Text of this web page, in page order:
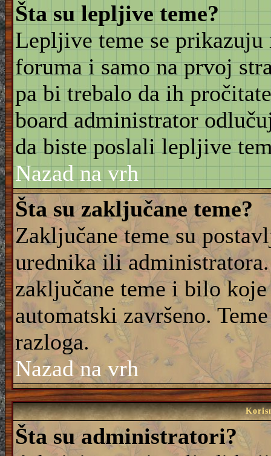
Šta su lepljive teme?
Lepljive teme se prikazuju
foruma i samo na prvoj
pa bi trebalo da ih
board administrator
da biste poslali lepljive
Nazad na vrh
Šta su zaključane teme?
Zaključane teme su
urednika ili
zaključane teme i bilo
automatski završeno.
razloga.
Nazad na vrh
Šta su administratori?